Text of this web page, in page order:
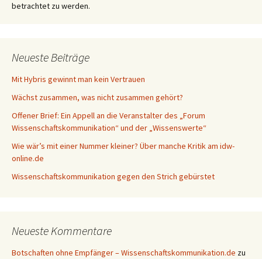
betrachtet zu werden.
Neueste Beiträge
Mit Hybris gewinnt man kein Vertrauen
Wächst zusammen, was nicht zusammen gehört?
Offener Brief: Ein Appell an die Veranstalter des „Forum
Wissenschaftskommunikation“ und der „Wissenswerte“
Wie wär’s mit einer Nummer kleiner? Über manche Kritik am idw-
online.de
Wissenschaftskommunikation gegen den Strich gebürstet
Neueste Kommentare
Botschaften ohne Empfänger – Wissenschaftskommunikation.de zu